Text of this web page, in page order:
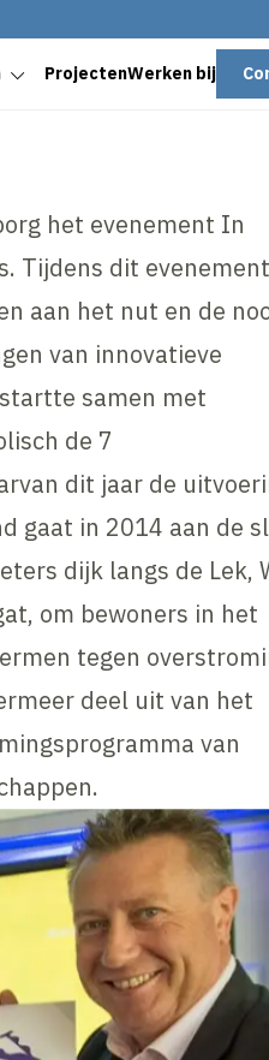
ProjectenWerken bij
het evenement In
Tijdens dit
aan het nut en de
van innovatieve
samen met
de 7
dit jaar de
gaat in 2014 aan de
dijk langs de Lek,
om bewoners in het
tegen
deel uit van het
van